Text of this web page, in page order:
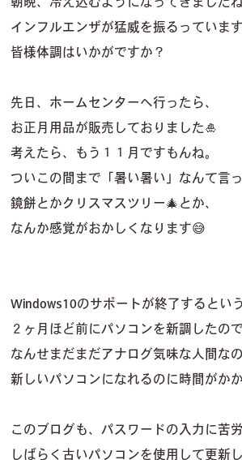
インフルエンザが猛威を振るっています
皆様体調はいかがですか？
先日、ホームセンターへ行ったら、
お正月用品が販売しておりました🎍
考えたら、もう１１月ですもんね。
ついこの間まで「暑い暑い」なんて言
鏡餅とかクリスマスツリー🎄とか、
なんか感覚がおかしくなります😅
Windows10のサポートが終了するとい
２ヶ月ほど前にパソコンを新調したの
なんせまだまだアナログ気味な人間なの
新しいパソコンになれるのに時間がか
このブログも、パスワードの入力に苦労
しばらく古いパソコンを使用して更新